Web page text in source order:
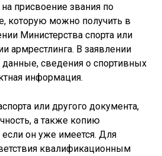
присвоение звания по
которую можно получить в
Министерства спорта или
армрестлинга. В заявлении
сведения о спортивных
информация.
или другого документа,
а также копию
если он уже имеется. Для
квалификационным